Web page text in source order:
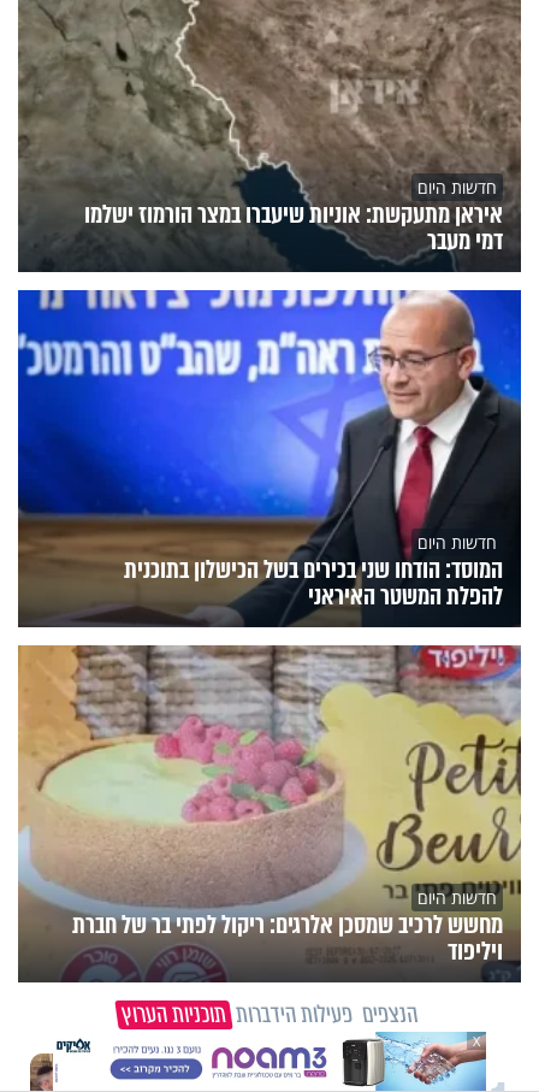
חדשות היום
איראן מתעקשת: אוניות שיעברו במצר הורמוז ישלמו
דמי מעבר
חדשות היום
המוסד: הודחו שני בכירים בשל הכישלון בתוכנית
להפלת המשטר האיראני
חדשות היום
מחשש לרכיב שמסכן אלרגים: ריקול לפתי בר של חברת
ויליפוד
הנצפים פעילות הידברות תוכניות הערוץ
וידיאו מגזין
X